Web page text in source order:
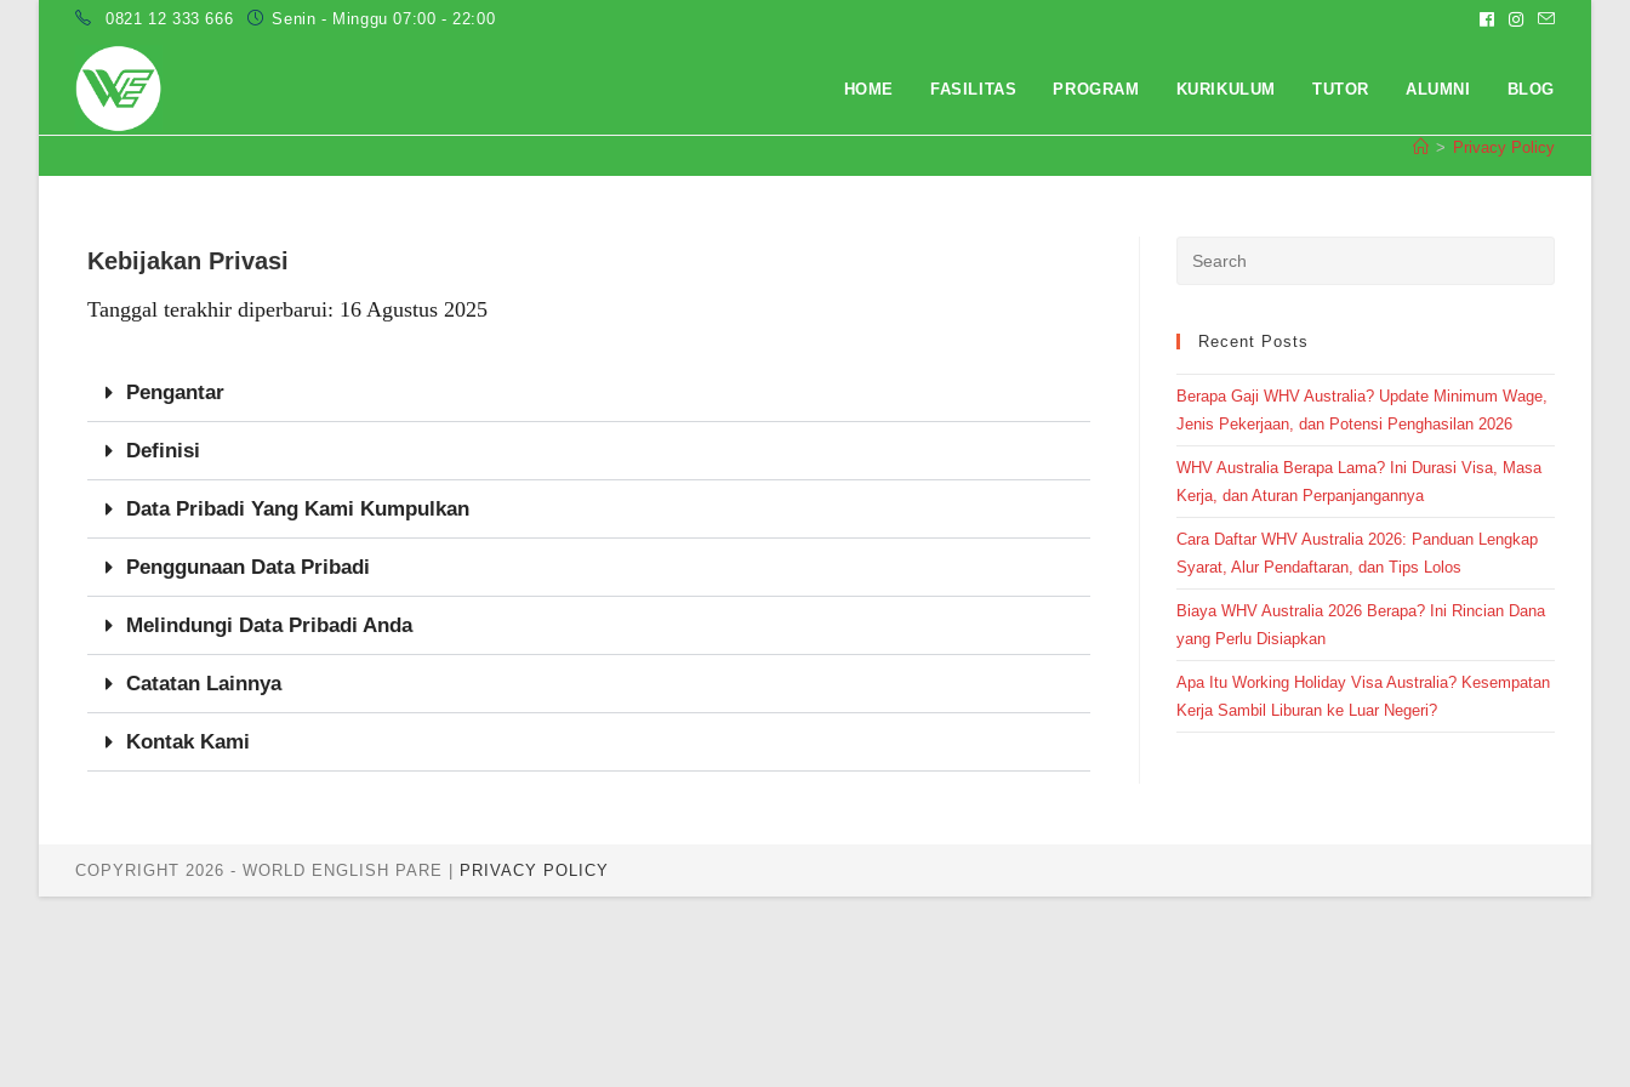
0821 12 333 666 Senin - Minggu 07:00 - 22:00
HOME FASILITAS PROGRAM KURIKULUM TUTOR ALUMNI BLOG
> Privacy Policy
Kebijakan Privasi
Tanggal terakhir diperbarui: 16 Agustus 2025
Pengantar
Definisi
Data Pribadi Yang Kami Kumpulkan
Penggunaan Data Pribadi
Melindungi Data Pribadi Anda
Catatan Lainnya
Kontak Kami
Recent Posts
Berapa Gaji WHV Australia? Update Minimum Wage,
Jenis Pekerjaan, dan Potensi Penghasilan 2026
WHV Australia Berapa Lama? Ini Durasi Visa, Masa
Kerja, dan Aturan Perpanjangannya
Cara Daftar WHV Australia 2026: Panduan Lengkap
Syarat, Alur Pendaftaran, dan Tips Lolos
Biaya WHV Australia 2026 Berapa? Ini Rincian Dana
yang Perlu Disiapkan
Apa Itu Working Holiday Visa Australia? Kesempatan
Kerja Sambil Liburan ke Luar Negeri?
COPYRIGHT 2026 - WORLD ENGLISH PARE | PRIVACY POLICY